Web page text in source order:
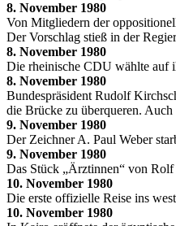
8. November 1980
Von Mitgliedern der
Der Vorschlag stieß in der
8. November 1980
Die rheinische CDU wählte auf
8. November 1980
Bundespräsident Rudolf
die Brücke zu überqueren.
9. November 1980
Der Zeichner A. Paul Weber
9. November 1980
Das Stück „Ärztinnen“ von
10. November 1980
Die erste offizielle Reise ins
10. November 1980